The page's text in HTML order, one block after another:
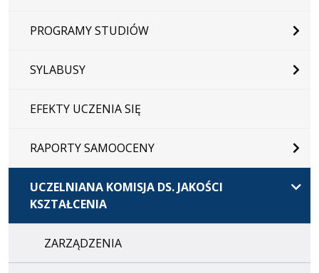
PROGRAMY STUDIÓW
SYLABUSY
EFEKTY UCZENIA SIĘ
RAPORTY SAMOOCENY
UCZELNIANA KOMISJA DS. JAKOŚCI
KSZTAŁCENIA
ZARZĄDZENIA